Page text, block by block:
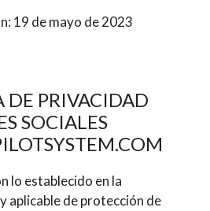
19 de mayo de 2023
DE PRIVACIDAD
SOCIALES
lo establecido en la
aplicable de protección de